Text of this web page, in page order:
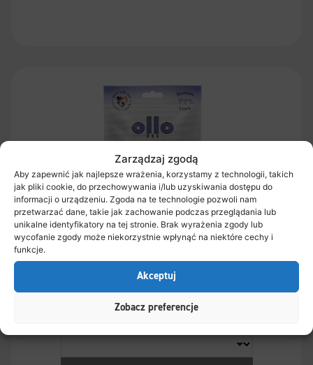
Zarządzaj zgodą
Aby zapewnić jak najlepsze wrażenia, korzystamy z technologii, takich
jak pliki cookie, do przechowywania i/lub uzyskiwania dostępu do
informacji o urządzeniu. Zgoda na te technologie pozwoli nam
przetwarzać dane, takie jak zachowanie podczas przeglądania lub
unikalne identyfikatory na tej stronie. Brak wyrażenia zgody lub
wycofanie zgody może niekorzystnie wpłynąć na niektóre cechy i
funkcje.
Akceptuj
Zobacz preferencje
Ollo Air-Dried Training Lamb Soft Cubes